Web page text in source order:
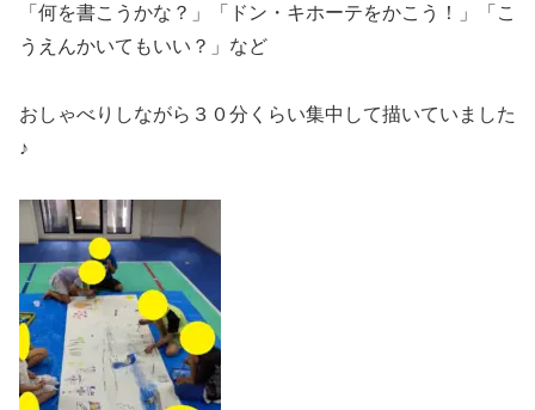
「何を書こうかな？」「ドン・キホーテをかこう！」「こ
うえんかいてもいい？」など
おしゃべりしながら３０分くらい集中して描いていました
♪